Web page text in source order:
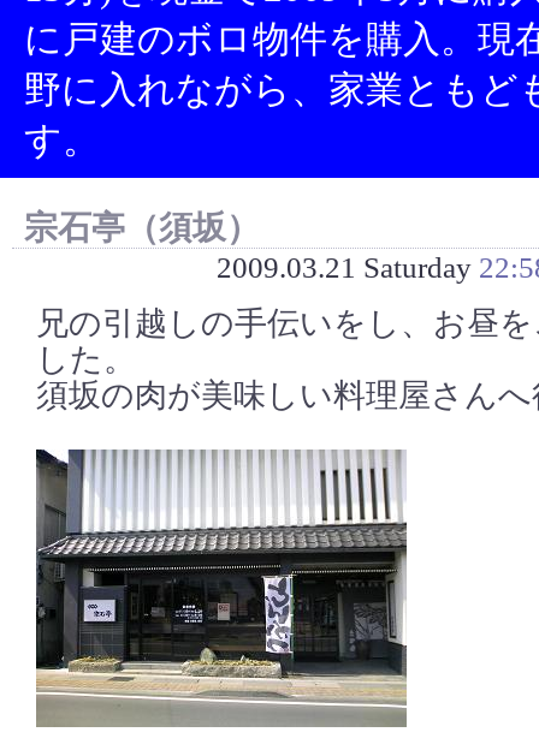
に戸建のボロ物件を購入。現
野に入れながら、家業とも
す。
宗石亭（須坂）
2009.03.21 Saturday
兄の引越しの手伝いをし、お昼
した。
須坂の肉が美味しい料理屋さん